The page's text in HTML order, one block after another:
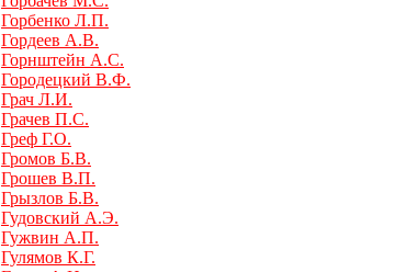
Горбенко Л.П.
Гордеев А.В.
Горнштейн А.С.
Городецкий В.Ф.
Грач Л.И.
Грачев П.С.
Греф Г.О.
Громов Б.В.
Грошев В.П.
Грызлов Б.В.
Гудовский А.Э.
Гужвин А.П.
Гулямов К.Г.